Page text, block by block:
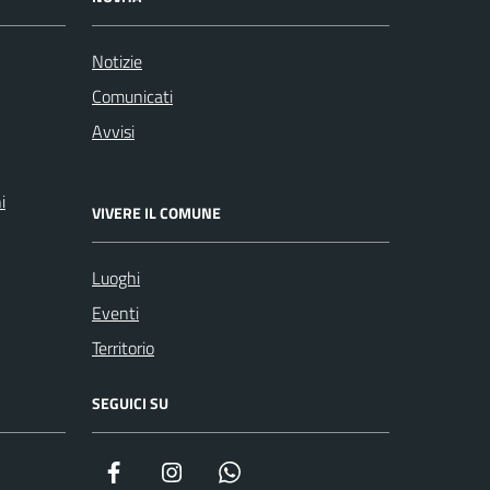
Notizie
Comunicati
Avvisi
VIVERE IL COMUNE
Luoghi
Eventi
Territorio
SEGUICI SU
Facebook Instagram